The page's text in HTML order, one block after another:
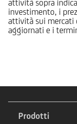
attività sopra
investimento, i
attività sui mercati
aggiornati e i
Prodotti